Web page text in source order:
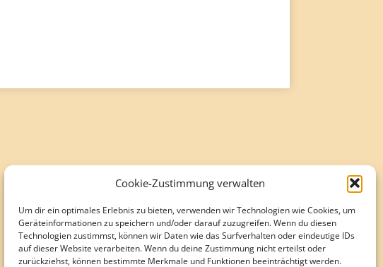
Cookie-Zustimmung verwalten
Um dir ein optimales Erlebnis zu bieten, verwenden wir Technologien wie Cookies, um
Geräteinformationen zu speichern und/oder darauf zuzugreifen. Wenn du diesen
Technologien zustimmst, können wir Daten wie das Surfverhalten oder eindeutige IDs
auf dieser Website verarbeiten. Wenn du deine Zustimmung nicht erteilst oder
zurückziehst, können bestimmte Merkmale und Funktionen beeinträchtigt werden.